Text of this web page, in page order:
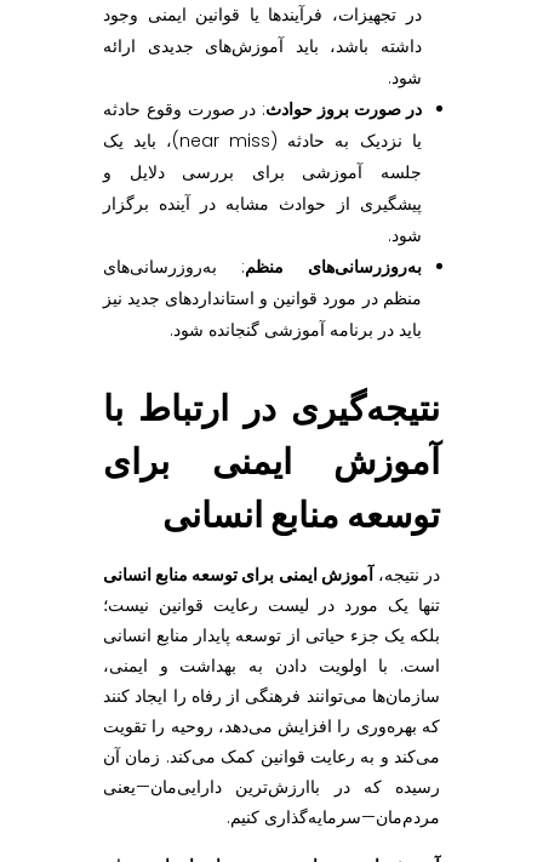
در تجهیزات، فرآیندها یا قوانین ایمنی وجود
داشته باشد، باید آموزش‌های جدیدی ارائه
شود.
در صورت بروز حوادث: در صورت وقوع حادثه
یا نزدیک به حادثه (near miss)، باید یک
جلسه آموزشی برای بررسی دلایل و
پیشگیری از حوادث مشابه در آینده برگزار
شود.
به‌روزرسانی‌های منظم: به‌روزرسانی‌های
منظم در مورد قوانین و استانداردهای جدید نیز
باید در برنامه آموزشی گنجانده شود.
نتیجه‌گیری در ارتباط با
آموزش ایمنی برای
توسعه منابع انسانی
در نتیجه،آموزش ایمنی برای توسعه منابع انسانی
تنها یک مورد در لیست رعایت قوانین نیست؛
بلکه یک جزء حیاتی از توسعه پایدار منابع انسانی
است. با اولویت دادن به بهداشت و ایمنی،
سازمان‌ها می‌توانند فرهنگی از رفاه را ایجاد کنند
که بهره‌وری را افزایش می‌دهد، روحیه را تقویت
می‌کند و به رعایت قوانین کمک می‌کند. زمان آن
رسیده که در باارزش‌ترین دارایی‌مان—یعنی
مردم‌مان—سرمایه‌گذاری کنیم.